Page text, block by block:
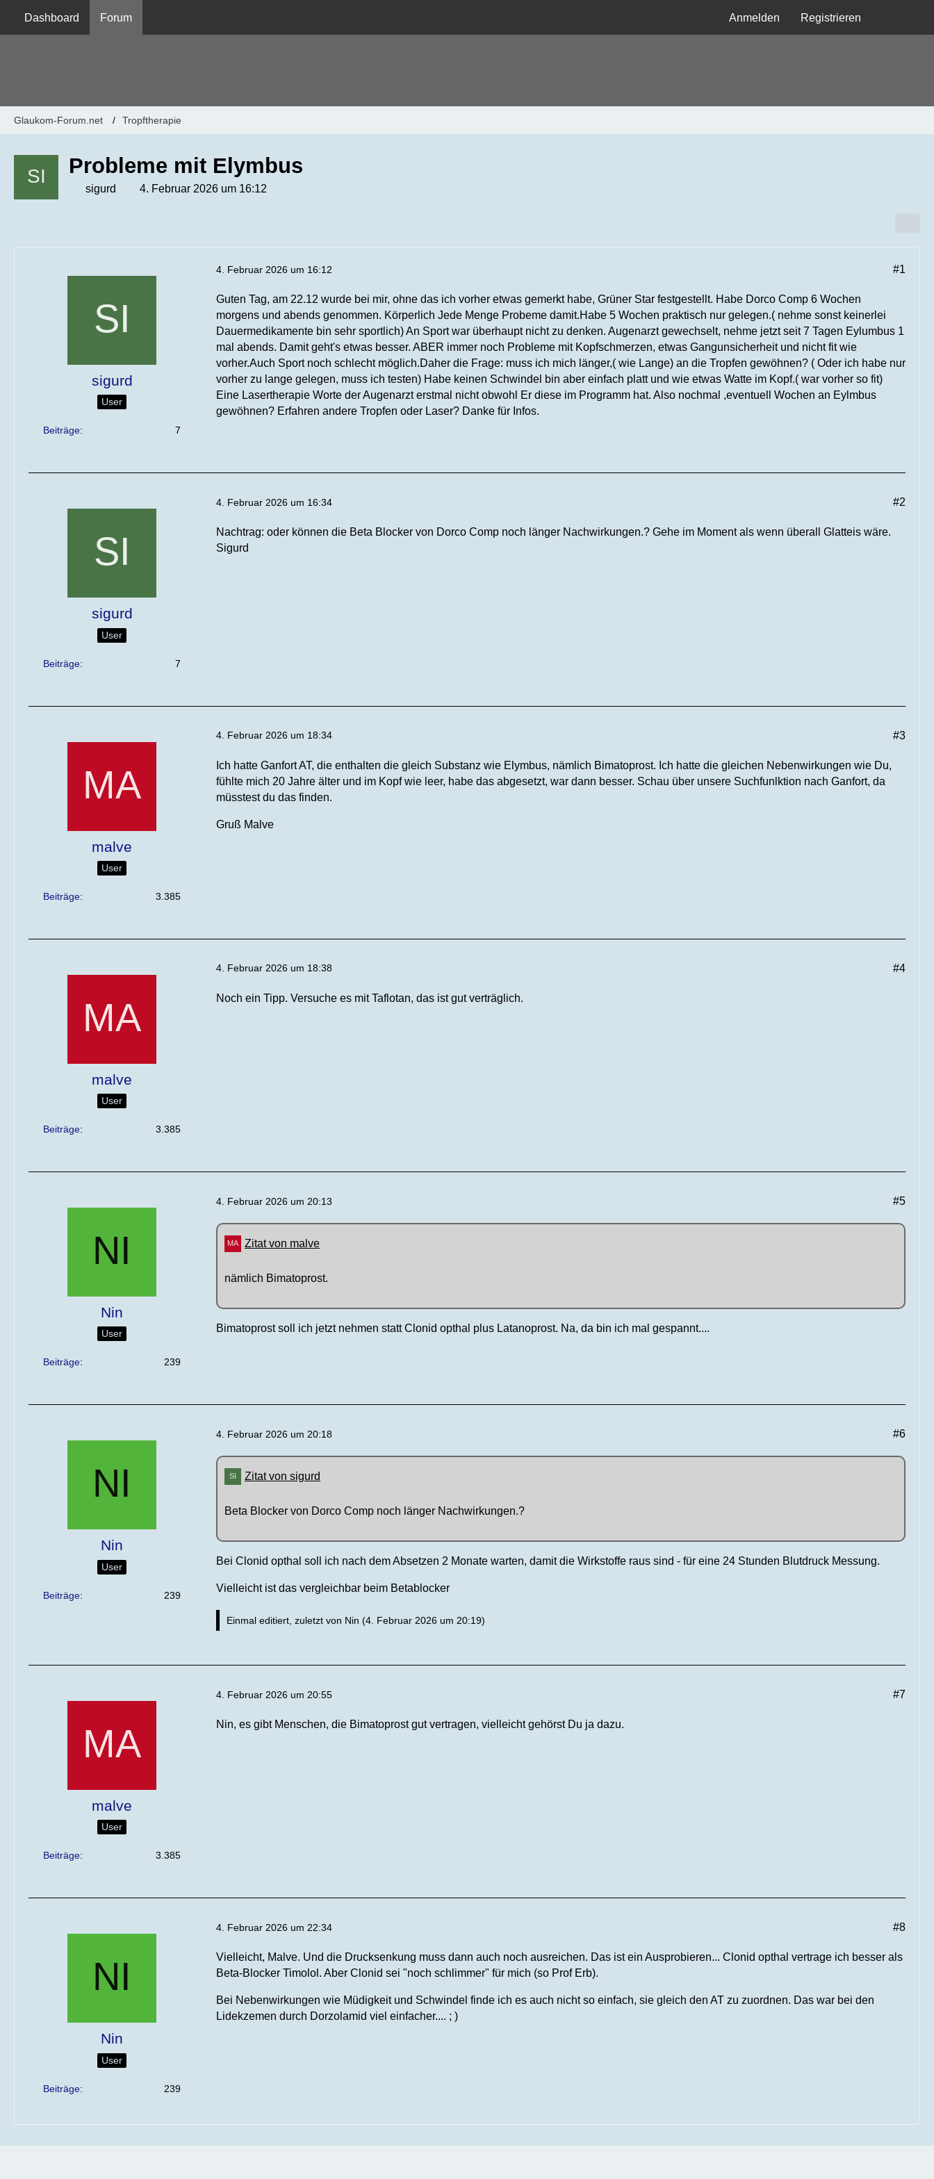
Dashboard Forum Anmelden Registrieren
Glaukom-Forum.net Tropftherapie
Probleme mit Elymbus
sigurd 4. Februar 2026 um 16:12
sigurd
User
Beiträge 7
4. Februar 2026 um 16:12 #1
Guten Tag, am 22.12 wurde bei mir, ohne das ich vorher etwas gemerkt habe, Grüner Star festgestellt. Habe Dorco Comp 6 Wochen
morgens und abends genommen. Körperlich Jede Menge Probeme damit.Habe 5 Wochen praktisch nur gelegen.( nehme sonst keinerlei
Dauermedikamente bin sehr sportlich) An Sport war überhaupt nicht zu denken. Augenarzt gewechselt, nehme jetzt seit 7 Tagen Eylumbus 1
mal abends. Damit geht's etwas besser. ABER immer noch Probleme mit Kopfschmerzen, etwas Gangunsicherheit und nicht fit wie
vorher.Auch Sport noch schlecht möglich.Daher die Frage: muss ich mich länger,( wie Lange) an die Tropfen gewöhnen? ( Oder ich habe nur
vorher zu lange gelegen, muss ich testen) Habe keinen Schwindel bin aber einfach platt und wie etwas Watte im Kopf.( war vorher so fit)
Eine Lasertherapie Worte der Augenarzt erstmal nicht obwohl Er diese im Programm hat. Also nochmal ,eventuell Wochen an Eylmbus
gewöhnen? Erfahren andere Tropfen oder Laser? Danke für Infos.
sigurd
User
Beiträge 7
4. Februar 2026 um 16:34 #2
Nachtrag: oder können die Beta Blocker von Dorco Comp noch länger Nachwirkungen.? Gehe im Moment als wenn überall Glatteis wäre.
Sigurd
malve
User
Beiträge 3.385
4. Februar 2026 um 18:34 #3
Ich hatte Ganfort AT, die enthalten die gleich Substanz wie Elymbus, nämlich Bimatoprost. Ich hatte die gleichen Nebenwirkungen wie Du,
fühlte mich 20 Jahre älter und im Kopf wie leer, habe das abgesetzt, war dann besser. Schau über unsere Suchfunlktion nach Ganfort, da
müsstest du das finden.
Gruß Malve
malve
User
Beiträge 3.385
4. Februar 2026 um 18:38 #4
Noch ein Tipp. Versuche es mit Taflotan, das ist gut verträglich.
Nin
User
Beiträge 239
4. Februar 2026 um 20:13 #5
Zitat von malve
nämlich Bimatoprost.
Bimatoprost soll ich jetzt nehmen statt Clonid opthal plus Latanoprost. Na, da bin ich mal gespannt....
Nin
User
Beiträge 239
4. Februar 2026 um 20:18 #6
Zitat von sigurd
Beta Blocker von Dorco Comp noch länger Nachwirkungen.?
Bei Clonid opthal soll ich nach dem Absetzen 2 Monate warten, damit die Wirkstoffe raus sind - für eine 24 Stunden Blutdruck Messung.
Vielleicht ist das vergleichbar beim Betablocker
Einmal editiert, zuletzt von Nin (4. Februar 2026 um 20:19)
malve
User
Beiträge 3.385
4. Februar 2026 um 20:55 #7
Nin, es gibt Menschen, die Bimatoprost gut vertragen, vielleicht gehörst Du ja dazu.
Nin
User
Beiträge 239
4. Februar 2026 um 22:34 #8
Vielleicht, Malve. Und die Drucksenkung muss dann auch noch ausreichen. Das ist ein Ausprobieren... Clonid opthal vertrage ich besser als
Beta-Blocker Timolol. Aber Clonid sei "noch schlimmer" für mich (so Prof Erb).
Bei Nebenwirkungen wie Müdigkeit und Schwindel finde ich es auch nicht so einfach, sie gleich den AT zu zuordnen. Das war bei den
Lidekzemen durch Dorzolamid viel einfacher.... ; )